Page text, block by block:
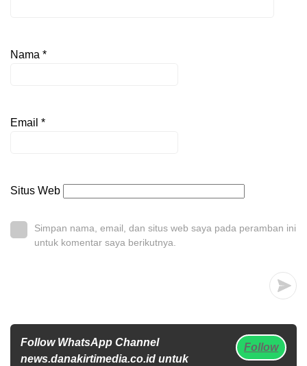
Nama *
Email *
Situs Web
Simpan nama, email, dan situs web saya pada peramban ini
untuk komentar saya berikutnya.
Follow WhatsApp Channel
news.danakirtimedia.co.id untuk
Follow